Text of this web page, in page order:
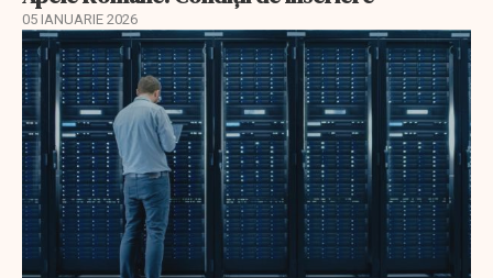
05 IANUARIE 2026